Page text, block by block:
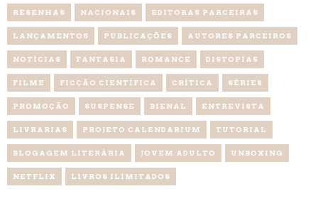
RESENHAS NACIONAIS EDITORAS PARCEIRAS
LANÇAMENTOS PUBLICAÇÕES AUTORES PARCEIROS
NOTÍCIAS FANTASIA ROMANCE DISTOPIAS
FILME FICÇÃO CIENTÍFICA CRÍTICA SÉRIES
PROMOÇÃO SUSPENSE BIENAL ENTREVISTA
LIVRARIAS PROJETO CALENDARIUM TUTORIAL
BLOGAGEM LITERÁRIA JOVEM ADULTO UNBOXING
NETFLIX LIVROS ILIMITADOS